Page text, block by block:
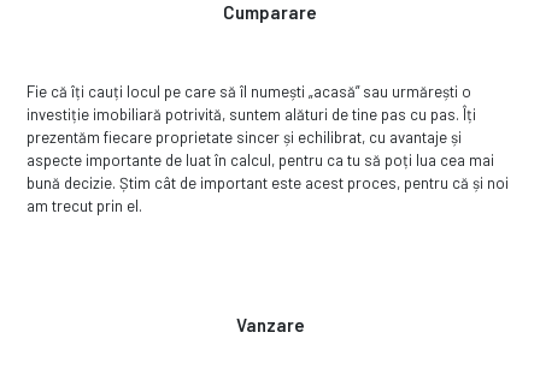
Cumparare
Fie că îți cauți locul pe care să îl numești „acasă” sau urmărești o
investiție imobiliară potrivită, suntem alături de tine pas cu pas. Îți
prezentăm fiecare proprietate sincer și echilibrat, cu avantaje și
aspecte importante de luat în calcul, pentru ca tu să poți lua cea mai
bună decizie. Știm cât de important este acest proces, pentru că și noi
am trecut prin el.
Vanzare